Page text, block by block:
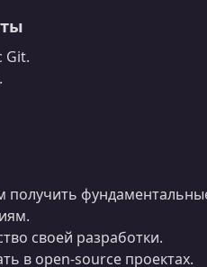
Git.
своей разработки.
в open‑source проектах.